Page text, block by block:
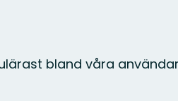
bland våra